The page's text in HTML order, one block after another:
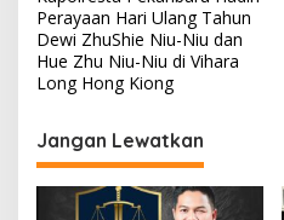
a
v
i
a
s
Perayaan Hari Ulang Tahun
Dewi ZhuShie Niu-Niu dan
Hue Zhu Niu-Niu di Vihara
Long Hong Kiong
Jangan Lewatkan